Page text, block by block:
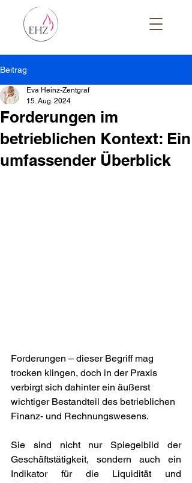
Beitrag
Forderungen im
betrieblichen Kontext: Ein
umfassender Überblick
Eva Heinz-Zentgraf
15. Aug. 2024
Forderungen – dieser Begriff mag
trocken klingen, doch in der Praxis
verbirgt sich dahinter ein äußerst
wichtiger Bestandteil des betrieblichen
Finanz- und Rechnungswesens.
Sie sind nicht nur Spiegelbild der
Geschäftstätigkeit, sondern auch ein
Indikator für die Liquidität und